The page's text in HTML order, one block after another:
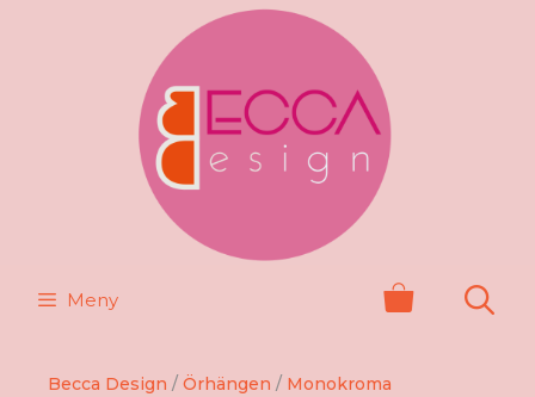
Meny
Becca Design / Örhängen / Monokroma